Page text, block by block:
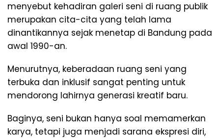
menyebut kehadiran galeri seni di ruang publik
merupakan cita-cita yang telah lama
dinantikannya sejak menetap di Bandung pada
awal 1990-an.
Menurutnya, keberadaan ruang seni yang
terbuka dan inklusif sangat penting untuk
mendorong lahirnya generasi kreatif baru.
Baginya, seni bukan hanya soal memamerkan
karya, tetapi juga menjadi sarana ekspresi diri,